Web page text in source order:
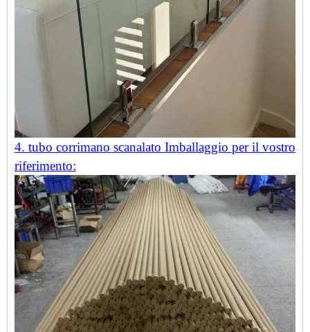
4. tubo corrimano scanalato Imballaggio per il vostro
riferimento: